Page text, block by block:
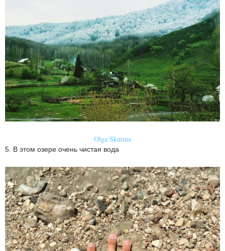
Olga Skutina
5. В этом озере очень чистая вода